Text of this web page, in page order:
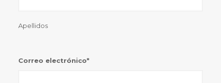
Apellidos
Correo electrónico*